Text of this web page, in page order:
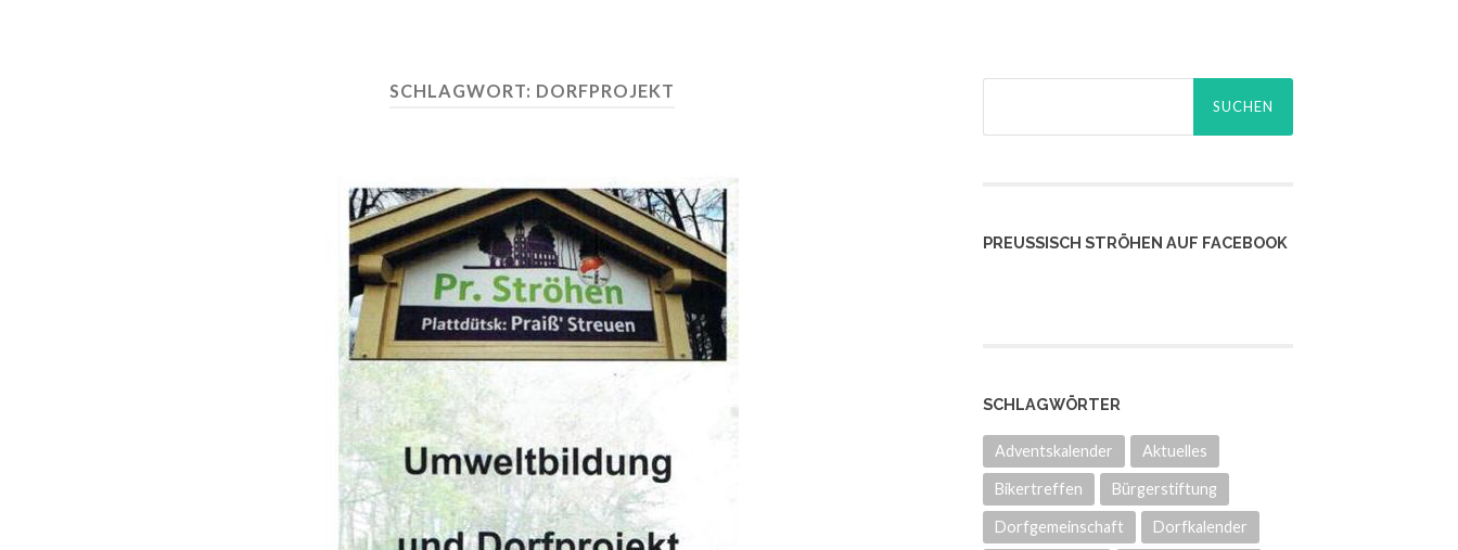
SCHLAGWORT: DORFPROJEKT
PREUSSISCH STRÖHEN AUF FACEBOOK
SCHLAGWÖRTER
Adventskalender Aktuelles
Bikertreffen Bürgerstiftung
Dorfgemeinschaft Dorfkalender